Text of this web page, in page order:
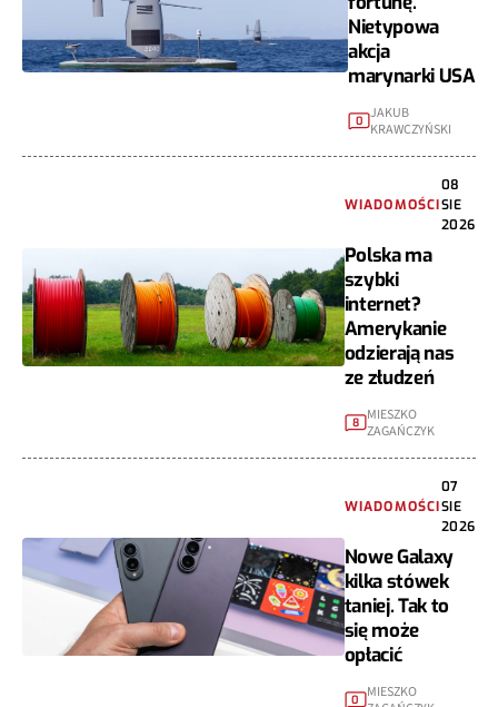
Nietypowa
akcja
marynarki USA
0 JAKUB
KRAWCZYŃSKI
WIADOMOŚCI
08
SIE
2026
Polska ma
szybki
internet?
Amerykanie
odzierają nas
ze złudzeń
8 MIESZKO
ZAGAŃCZYK
WIADOMOŚCI
07
SIE
2026
Nowe Galaxy
kilka stówek
taniej. Tak to
się może
opłacić
0 MIESZKO